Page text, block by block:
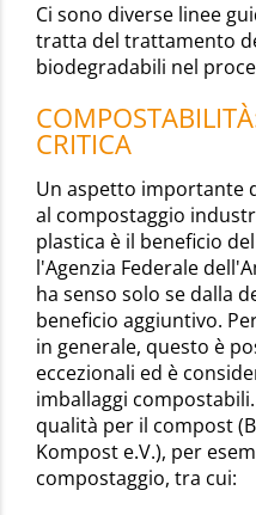
Ci sono diverse linee
tratta del trattamento
biodegradabili nel
CRITICA
Un aspetto importante
al compostaggio
plastica è il beneficio
l'Agenzia Federale
ha senso solo se dalla
beneficio aggiuntivo.
in generale, questo è
eccezionali ed è
imballaggi
qualità per il compost
Kompost e.V.), per
compostaggio, tra cui: